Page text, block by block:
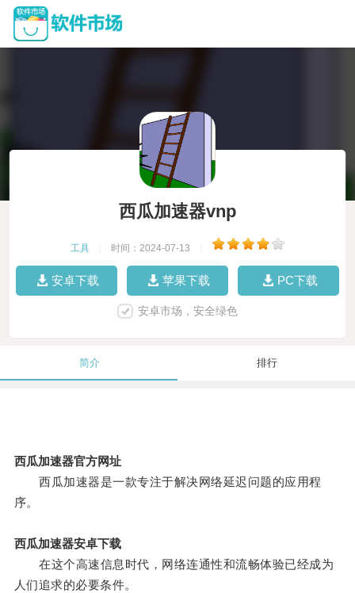
西瓜加速器vnp
工具 时间：2024-07-13
安卓下载 苹果下载 PC下载
安卓市场，安全绿色
简介 排行
西瓜加速器官方网址
西瓜加速器是一款专注于解决网络延迟问题的应用程
序。
西瓜加速器安卓下载
在这个高速信息时代，网络连通性和流畅体验已经成为
人们追求的必要条件。